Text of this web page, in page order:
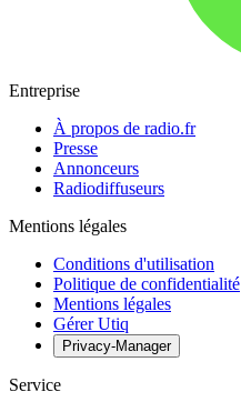
Entreprise
À propos de radio.fr
Presse
Annonceurs
Radiodiffuseurs
Mentions légales
Conditions d'utilisation
Politique de confidentialité
Mentions légales
Gérer Utiq
Privacy-Manager
Service